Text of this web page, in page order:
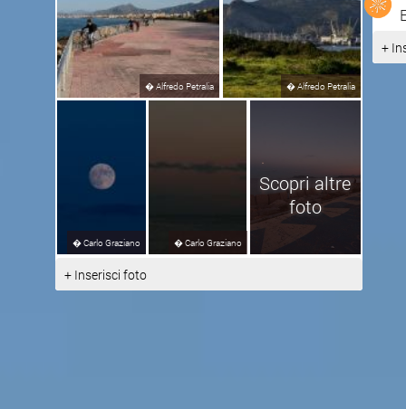
�Alfredo Petralia �Alfredo Petralia
�Carlo Graziano �Carlo Graziano
Scopri altre
foto
+ Inserisci foto
+